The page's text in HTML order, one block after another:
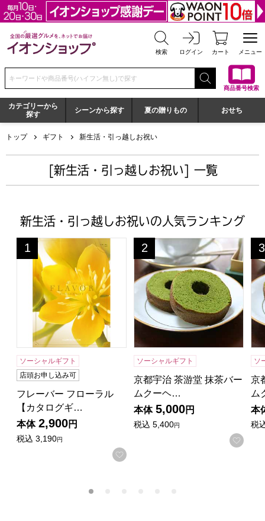
全国の厳選グルメを、ネットでお届け イオンショップ
検索 ログイン カート メニュー
検索キーワードまたは商品番号を入力してください
商品番号検索
カテゴリーから
探す
シーンから探す 夏の贈りもの おせち
トップ ギフト 新生活・引っ越しお祝い
[新生活・引っ越しお祝い] 一覧
新生活・引っ越しお祝いの人気ランキング
フレーバー フローラル【カタログギフト】【贈りものカ
1
位
ソーシャルギフト
店頭お申し込み可
フレーバー フローラル
【カタログギ…
本体 2,900円
税込 3,190円
お気に入りに登録する
京都宇治 茶游堂 抹茶バーム
2
位
ソーシャルギフト
京都宇治 茶游堂 抹茶バー
ムクーヘ…
本体 5,000円
税込 5,400円
お気
3
位
ソ
京
ム
本
税